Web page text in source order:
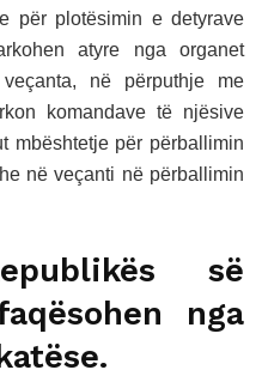
për plotësimin e detyrave
atyre nga organet
në përputhje me
komandave të njësive
mbështetje për përballimin
në veçanti në përballimin
së
nga